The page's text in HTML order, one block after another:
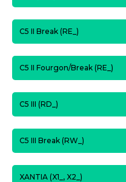
C5 II Break (RE_)
C5 II Fourgon/Break (RE_)
C5 III (RD_)
C5 III Break (RW_)
XANTIA (X1_, X2_)